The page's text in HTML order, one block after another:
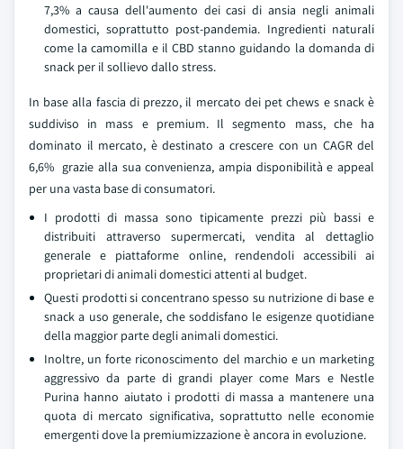
7,3% a causa dell'aumento dei casi di ansia negli animali
domestici, soprattutto post-pandemia. Ingredienti naturali
come la camomilla e il CBD stanno guidando la domanda di
snack per il sollievo dallo stress.
In base alla fascia di prezzo, il mercato dei pet chews e snack è
suddiviso in mass e premium. Il segmento mass, che ha
dominato il mercato, è destinato a crescere con un CAGR del
6,6% grazie alla sua convenienza, ampia disponibilità e appeal
per una vasta base di consumatori.
I prodotti di massa sono tipicamente prezzi più bassi e
distribuiti attraverso supermercati, vendita al dettaglio
generale e piattaforme online, rendendoli accessibili ai
proprietari di animali domestici attenti al budget.
Questi prodotti si concentrano spesso su nutrizione di base e
snack a uso generale, che soddisfano le esigenze quotidiane
della maggior parte degli animali domestici.
Inoltre, un forte riconoscimento del marchio e un marketing
aggressivo da parte di grandi player come Mars e Nestle
Purina hanno aiutato i prodotti di massa a mantenere una
quota di mercato significativa, soprattutto nelle economie
emergenti dove la premiumizzazione è ancora in evoluzione.